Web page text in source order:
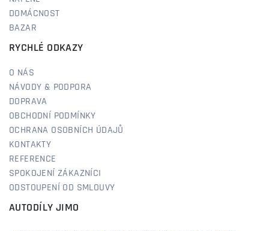
DOMÁCNOST
BAZAR
RYCHLÉ ODKAZY
O NÁS
NÁVODY & PODPORA
DOPRAVA
OBCHODNÍ PODMÍNKY
OCHRANA OSOBNÍCH ÚDAJŮ
KONTAKTY
REFERENCE
SPOKOJENÍ ZÁKAZNÍCI
ODSTOUPENÍ OD SMLOUVY
AUTODÍLY JIMO